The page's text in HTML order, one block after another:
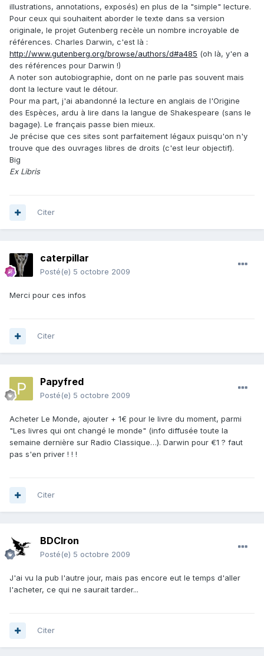
illustrations, annotations, exposés) en plus de la "simple" lecture.
Pour ceux qui souhaitent aborder le texte dans sa version
originale, le projet Gutenberg recèle un nombre incroyable de
références. Charles Darwin, c'est là :
http://www.gutenberg.org/browse/authors/d#a485 (oh là, y'en a
des références pour Darwin !)
A noter son autobiographie, dont on ne parle pas souvent mais
dont la lecture vaut le détour.
Pour ma part, j'ai abandonné la lecture en anglais de l'Origine
des Espèces, ardu à lire dans la langue de Shakespeare (sans le
bagage). Le français passe bien mieux.
Je précise que ces sites sont parfaitement légaux puisqu'on n'y
trouve que des ouvrages libres de droits (c'est leur objectif).
Big
Ex Libris
Citer
caterpillar
Posté(e) 5 octobre 2009
Merci pour ces infos
Citer
Papyfred
Posté(e) 5 octobre 2009
Acheter Le Monde, ajouter + 1€ pour le livre du moment, parmi
"Les livres qui ont changé le monde" (info diffusée toute la
semaine dernière sur Radio Classique…). Darwin pour €1 ? faut
pas s'en priver ! ! !
Citer
BDCIron
Posté(e) 5 octobre 2009
J'ai vu la pub l'autre jour, mais pas encore eut le temps d'aller
l'acheter, ce qui ne saurait tarder...
Citer